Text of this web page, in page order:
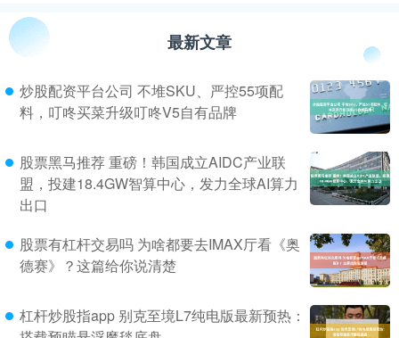
最新文章
炒股配资平台公司 不堆SKU、严控55项配
料，叮咚买菜升级叮咚V5自有品牌
股票黑马推荐 重磅！韩国成立AIDC产业联
盟，投建18.4GW智算中心，发力全球AI算力
出口
股票有杠杆交易吗 为啥都要去IMAX厅看《奥
德赛》？这篇给你说清楚
杠杆炒股指app 别克至境L7纯电版最新预热：